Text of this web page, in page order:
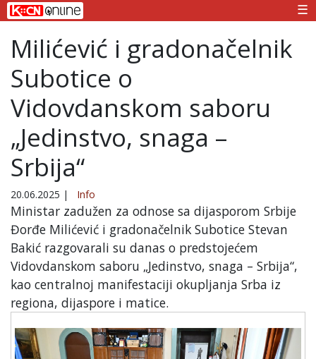
☰
Milićević i gradonačelnik
Subotice o
Vidovdanskom saboru
„Jedinstvo, snaga –
Srbija“
20.06.2025 | Info
Ministar zadužen za odnose sa dijasporom Srbije
Đorđe Milićević i gradonačelnik Subotice Stevan
Bakić razgovarali su danas o predstojećem
Vidovdanskom saboru „Jedinstvo, snaga – Srbija“,
kao centralnoj manifestaciji okupljanja Srba iz
regiona, dijaspore i matice.